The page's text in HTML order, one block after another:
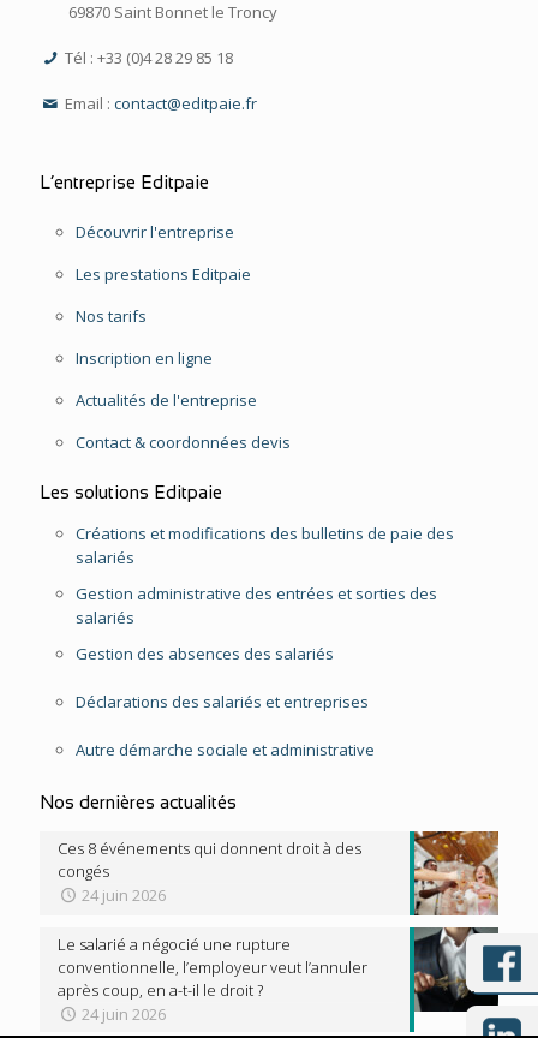
69870 Saint Bonnet le Troncy
Tél : +33 (0)4 28 29 85 18
Email :contact@editpaie.fr
L’entreprise Editpaie
Découvrir l'entreprise
Les prestations Editpaie
Nos tarifs
Inscription en ligne
Actualités de l'entreprise
Contact & coordonnées devis
Les solutions Editpaie
Créations et modifications des bulletins de paie des
salariés
Gestion administrative des entrées et sorties des
salariés
Gestion des absences des salariés
Déclarations des salariés et entreprises
Autre démarche sociale et administrative
Nos dernières actualités
Ces 8 événements qui donnent droit à des
congés
24 juin 2026
Le salarié a négocié une rupture
conventionnelle, l’employeur veut l’annuler
après coup, en a-t-il le droit ?
24 juin 2026